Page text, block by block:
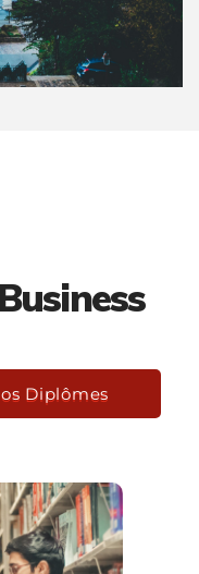
Diplômes